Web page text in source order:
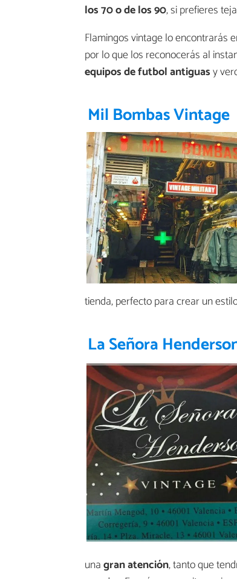
los 70 o de los 90, si prefieres
Flamingos vintage lo encontrarás
por lo que los reconocerás al
equipos de futbol antiguasy
Mil Bombas Vintage
tienda, perfecto para crear un
La Señora
unagran atención, tanto que